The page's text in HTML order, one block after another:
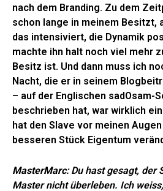
nach dem Branding. Zu dem
schon lange in meinem Besitzt,
das intensiviert, die Dynamik
machte ihn halt noch viel mehr
Besitz ist. Und dann muss ich
Nacht, die er in seinem
– auf der Englischen sadOsam-
beschrieben hat, war wirklich
hat den Slave vor meinen
besseren Stück Eigentum
MasterMarc: Du hast gesagt, der
Master nicht überleben. Ich